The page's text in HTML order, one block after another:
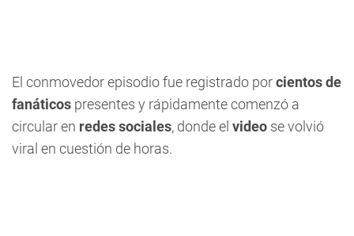
El conmovedor episodio fue registrado porcientos de
fanáticos presentes y rápidamente comenzó a
circular en redes sociales, donde el video se volvió
viral en cuestión de horas.